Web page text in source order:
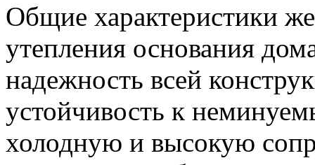
Общие характеристики
утепления основания
надежность всей
устойчивость к
холодную и высокую